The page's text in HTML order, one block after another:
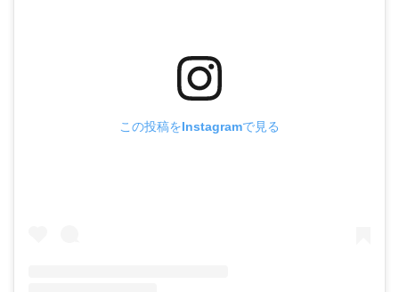
この投稿をInstagramで見る